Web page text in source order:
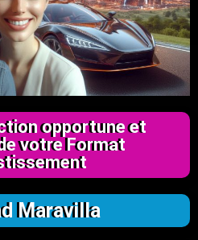
opportune et
votre Format
Maravilla